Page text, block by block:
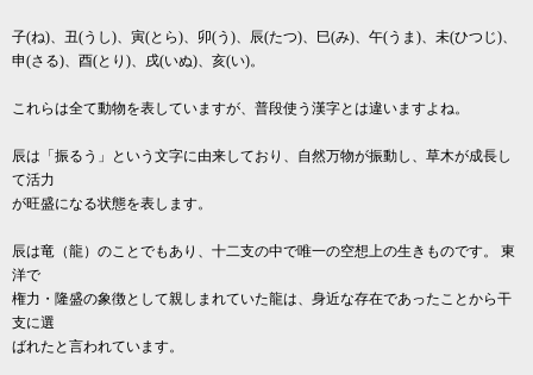
子(ね)、丑(うし)、寅(とら)、卯(う)、辰(たつ)、巳(み)、午(うま)、未(ひつじ)、
申(さる)、酉(とり)、戌(いぬ)、亥(い)。
これらは全て動物を表していますが、普段使う漢字とは違いますよね。
辰は「振るう」という文字に由来しており、自然万物が振動し、草木が成長し
て活力
が旺盛になる状態を表します。
辰は竜（龍）のことでもあり、十二支の中で唯一の空想上の生きものです。 東
洋で
権力・隆盛の象徴として親しまれていた龍は、身近な存在であったことから干
支に選
ばれたと言われています。